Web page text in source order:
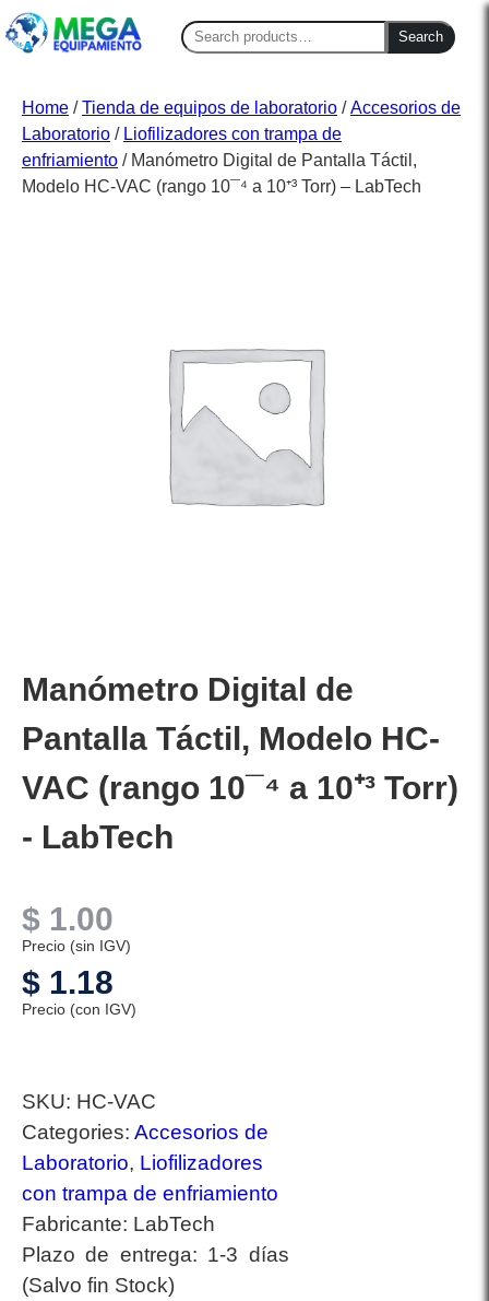
Search
for:
Search
Home /Tienda de equipos de laboratorio /Accesorios de
Laboratorio / Liofilizadores con trampa de
enfriamiento / Manómetro Digital de Pantalla Táctil,
Modelo HC-VAC (rango 10¯⁴ a 10⁺³ Torr) – LabTech
Manómetro Digital de
Pantalla Táctil, Modelo HC-
VAC (rango 10¯⁴ a 10⁺³ Torr)
- LabTech
$ 1.00
Precio (sin IGV)
$ 1.18
Precio (con IGV)
SKU: HC-VAC
Categories: Accesorios de
Laboratorio, Liofilizadores
con trampa de enfriamiento
Fabricante: LabTech
Plazo de entrega: 1-3 días
(Salvo fin Stock)